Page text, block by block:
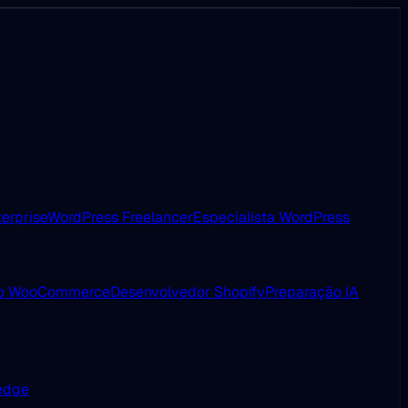
WordPress FreelancerEspecialista WordPress
WooCommerceDesenvolvedor ShopifyPreparação IA